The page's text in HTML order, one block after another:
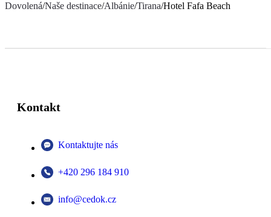
Dovolená/Naše destinace/Albánie/Tirana/Hotel Fafa Beach
Kontakt
Kontaktujte nás
+420 296 184 910
info@cedok.cz